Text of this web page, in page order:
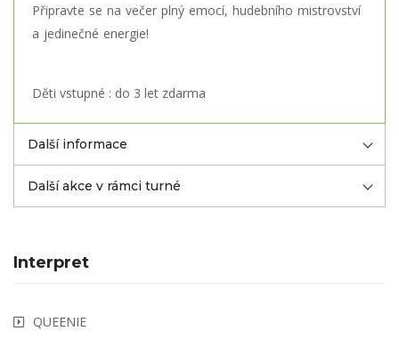
Připravte se na večer plný emocí, hudebního mistrovství
a jedinečné energie!
Děti vstupné : do 3 let zdarma
Další informace
Další akce v rámci turné
Interpret
QUEENIE